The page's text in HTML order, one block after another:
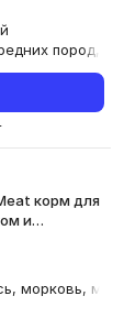
пород,
корм для
и
морковь,